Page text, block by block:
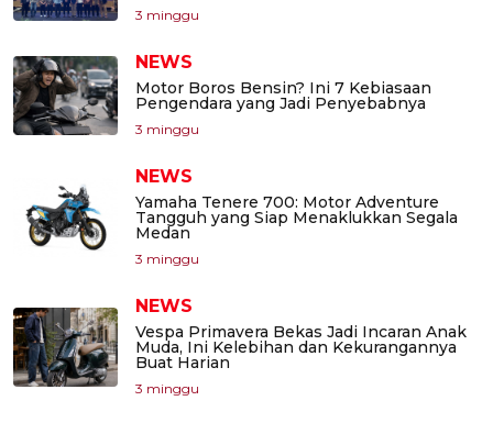
3 minggu
NEWS
Motor Boros Bensin? Ini 7 Kebiasaan
Pengendara yang Jadi Penyebabnya
3 minggu
NEWS
Yamaha Tenere 700: Motor Adventure
Tangguh yang Siap Menaklukkan Segala
Medan
3 minggu
NEWS
Vespa Primavera Bekas Jadi Incaran Anak
Muda, Ini Kelebihan dan Kekurangannya
Buat Harian
3 minggu